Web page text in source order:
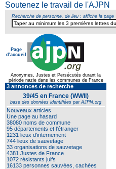
Soutenez le travail de l'AJPN
Recherche de personne, de lieu : affiche la page
Page
d'accueil
Anonymes, Justes et Persécutés durant la
période nazie dans les communes de France
3 annonces de recherche
39/45 en France (WWII)
base des données identifiées par AJPN.org
Nouveaux articles
Une page au hasard
38080 noms de commune
95 départements et l'étranger
1231 lieux d'internement
744 lieux de sauvetage
33 organisations de sauvetage
4381 Justes de France
1072 résistants juifs
16133 personnes sauvées, cachées